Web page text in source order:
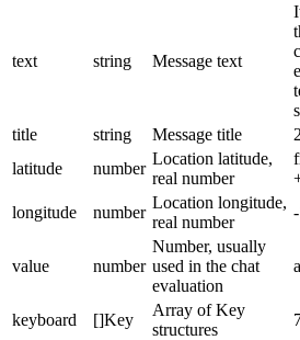
text string Message text
title
string Message title
latitude
number
Location latitude,
real number
longitude
number
Location longitude,
real number
value number
Number, usually
used in the chat
evaluation
keyboard []Key
Array of Key
structures